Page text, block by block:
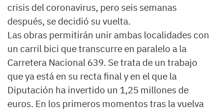
crisis del coronavirus, pero seis semanas
después, se decidió su vuelta.
Las obras permitirán unir ambas localidades con
un carril bici que transcurre en paralelo a la
Carretera Nacional 639. Se trata de un trabajo
que ya está en su recta final y en el que la
Diputación ha invertido un 1,25 millones de
euros. En los primeros momentos tras la vuelva